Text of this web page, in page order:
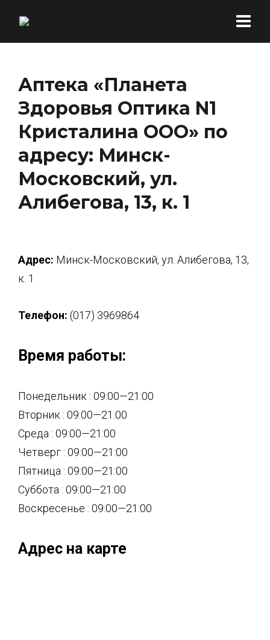
Аптека «Планета
Здоровья Оптика N1
Кристалина ООО» по
адресу: Минск-
Московский, ул.
Алибегова, 13, к. 1
Адрес: Минск-Московский, ул. Алибегова, 13,
к. 1
Телефон: (017) 3969864
Время работы:
Понедельник : 09:00—21:00
Вторник : 09:00—21:00
Среда : 09:00—21:00
Четверг : 09:00—21:00
Пятница : 09:00—21:00
Суббота : 09:00—21:00
Воскресенье : 09:00—21:00
Адрес на карте